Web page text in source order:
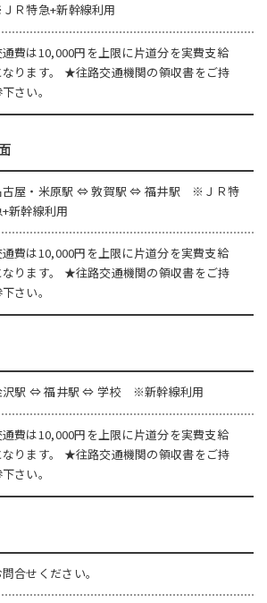
Ｒ特急+新幹線利用
通費は10,000円を上限に片道分を実費支給
なります。 ★往路交通機関の領収書をご持
さい。
古屋・米原駅 ⇔ 敦賀駅 ⇔ 福井駅 ※ＪＲ特
+新幹線利用
通費は10,000円を上限に片道分を実費支給
なります。 ★往路交通機関の領収書をご持
さい。
沢駅 ⇔ 福井駅 ⇔ 学校 ※新幹線利用
通費は10,000円を上限に片道分を実費支給
なります。 ★往路交通機関の領収書をご持
さい。
問合せください。